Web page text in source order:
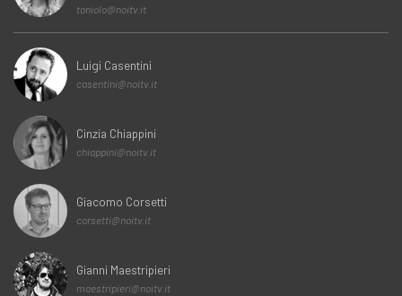
toniolo@noitv.it
Luigi Casentini
casentini@noitv.it
Cinzia Chiappini
chiappini@noitv.it
Giacomo Corsetti
corsetti@noitv.it
Gianni Maestripieri
maestripieri@noitv.it